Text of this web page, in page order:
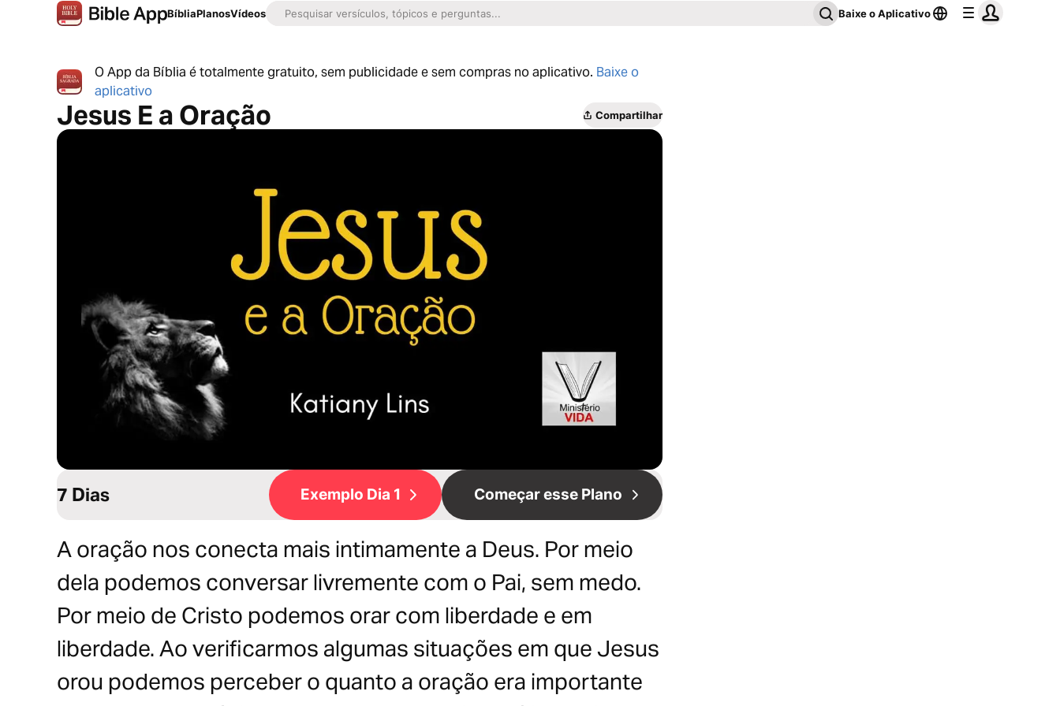
BíbliaPlanosVídeos Baixe o Aplicativo
O App da Bíblia é totalmente gratuito, sem publicidade e sem compras no aplicativo. Baixe o
aplicativo
Jesus E a Oração Compartilhar
7 Dias Exemplo Dia 1 Começar esse Plano
A oração nos conecta mais intimamente a Deus. Por meio
dela podemos conversar livremente com o Pai, sem medo.
Por meio de Cristo podemos orar com liberdade e em
liberdade. Ao verificarmos algumas situações em que Jesus
orou podemos perceber o quanto a oração era importante